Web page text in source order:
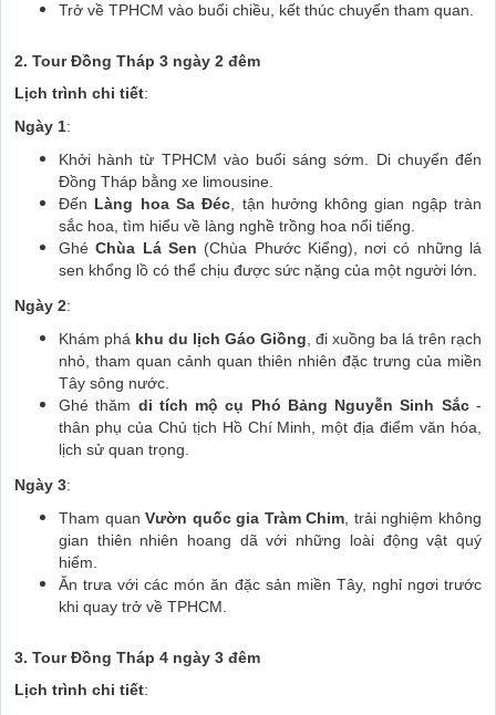
Trở về TPHCM vào buổi chiều, kết thúc chuyến tham quan.
2. Tour Đồng Tháp 3 ngày 2 đêm
Lịch trình chi tiết:
Ngày 1:
Khởi hành từ TPHCM vào buổi sáng sớm. Di chuyển đến
Đồng Tháp bằng xe limousine.
Đến Làng hoa Sa Đéc, tận hưởng không gian ngập tràn
sắc hoa, tìm hiểu về làng nghề trồng hoa nổi tiếng.
GhéChùa Lá Sen (Chùa Phước Kiểng), nơi có những lá
sen khổng lồ có thể chịu được sức nặng của một người lớn.
Ngày 2:
Khám phá khu du lịch Gáo Giồng, đi xuồng ba lá trên rạch
nhỏ, tham quan cảnh quan thiên nhiên đặc trưng của miền
Tây sông nước.
Ghé thăm di tích mộ cụ Phó Bảng Nguyễn Sinh Sắc-
thân phụ của Chủ tịch Hồ Chí Minh, một địa điểm văn hóa,
lịch sử quan trọng.
Ngày 3:
Tham quanVườn quốc gia Tràm Chim, trải nghiệm không
gian thiên nhiên hoang dã với những loài động vật quý
hiếm.
Ăn trưa với các món ăn đặc sản miền Tây, nghỉ ngơi trước
khi quay trở về TPHCM.
3. Tour Đồng Tháp 4 ngày 3 đêm
Lịch trình chi tiết: